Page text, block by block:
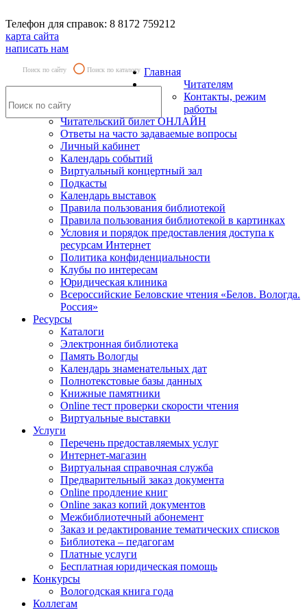
Телефон для справок: 8 8172 759212
карта сайта
написать нам
Поиск по сайту Поиск по каталогу Главная
Читателям
Контакты, режим
работы
Читательский билет ОНЛАЙН
Ответы на часто задаваемые вопросы
Личный кабинет
Календарь событий
Виртуальный концертный зал
Подкасты
Календарь выставок
Правила пользования библиотекой
Правила пользования библиотекой в картинках
Условия и порядок предоставления доступа к
ресурсам Интернет
Политика конфиденциальности
Клубы по интересам
Юридическая клиника
Всероссийские Беловские чтения «Белов. Вологда.
Россия»
Ресурсы
Каталоги
Электронная библиотека
Память Вологды
Календарь знаменательных дат
Полнотекстовые базы данных
Книжные памятники
Online тест проверки скорости чтения
Виртуальные выставки
Услуги
Перечень предоставляемых услуг
Интернет-магазин
Виртуальная справочная служба
Предварительный заказ документа
Online продление книг
Online заказ копий документов
Межбиблиотечный абонемент
Заказ и редактирование тематических списков
Библиотека – педагогам
Платные услуги
Бесплатная юридическая помощь
Конкурсы
Вологодская книга года
Коллегам